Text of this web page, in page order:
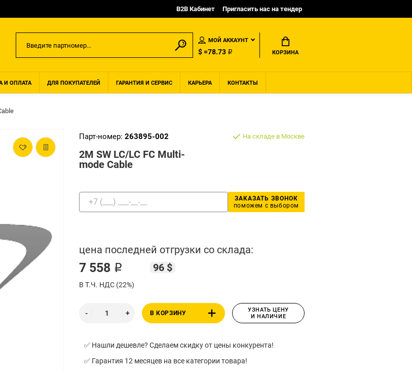
B2B Кабинет Пригласить нас на тендер
МОЙ АККАУНТ
$ =78.73 ₽ КОРЗИНА
И ОПЛАТА ДЛЯ ПОКУПАТЕЛЕЙ ГАРАНТИЯ И СЕРВИС КАРЬЕРА КОНТАКТЫ
Парт-номер: 263895-002
2M SW LC/LC FC Multi-
mode Cable
На складе в Москве
ЗАКАЗАТЬ ЗВОНОК
поможем с выбором
цена последней отгрузки со склада:
7 558 ₽ 96 $
В Т.Ч. НДС (22%)
В КОРЗИНУ
УЗНАТЬ ЦЕНУ
И НАЛИЧИЕ
✅ Нашли дешевле? Сделаем скидку от цены конкурента!
✅ Гарантия 12 месяцев на все категории товара!